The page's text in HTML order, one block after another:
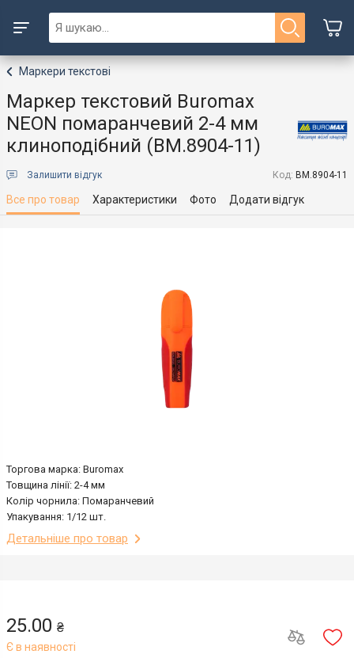
Маркери текстові
Маркер текстовий Buromax
NEON помаранчевий 2-4 мм
клиноподібний (BM.8904-11)
Залишити відгук Код: BM.8904-11
Все про товар Характеристики Фото Додати відгук
Торгова марка: Buromax
Товщина лінії: 2-4 мм
Колір чорнила: Помаранчевий
Упакування: 1/12 шт.
Детальніше про товар
25.00 ₴
Є в наявності